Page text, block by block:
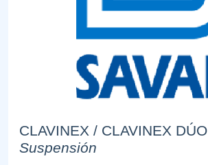
CLAVINEX / CLAVINEX DÚO
Suspensión